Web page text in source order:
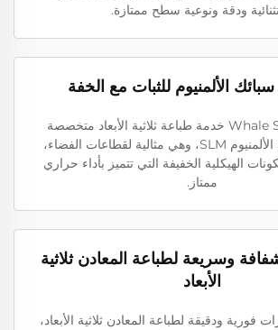
ودقة ونوعية سطح ممتازة.
الألمنيوم للثبات مع الخفة
يوفر Whale Stone 3D خدمة طباعة ثلاثية الأبعاد متخصصة
باستخدام سبيكة الألمنيوم SLM، وهي مثالية لقطاعات الفضاء،
الهيكلية الخفيفة التي تتميز بأداء حراري
ممتاز.
وسريعة لطباعة المعادن ثلاثية
الأبعاد
فورية ودقيقة لطباعة المعادن ثلاثية الأبعاد،